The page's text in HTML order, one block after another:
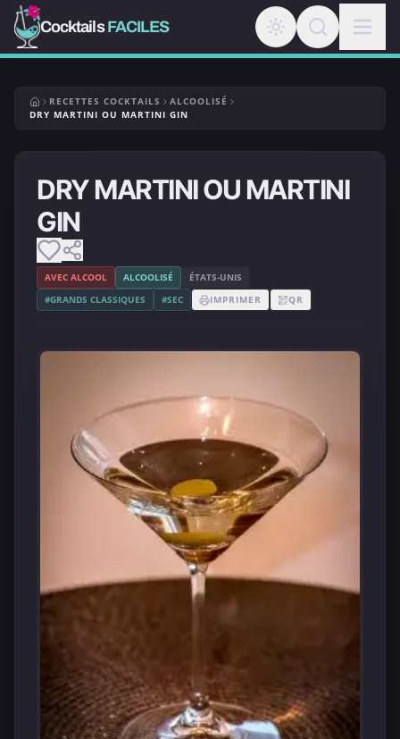
CocktailsFACILES
RECETTES COCKTAILS
ALCOOLISÉ
DRY MARTINI OU MARTINI GIN
DRY MARTINI OU MARTINI
GIN
AVEC ALCOOL ALCOOLISÉ
ÉTATS-UNIS
#GRANDS CLASSIQUES
#SEC IMPRIMER QR